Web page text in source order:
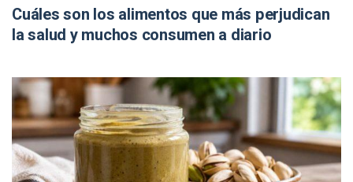
Cuáles son los alimentos que más perjudican
la salud y muchos consumen a diario